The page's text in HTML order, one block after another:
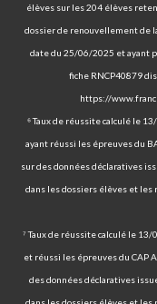
élèves sur les 204 élèves
dossier de renouvellement de
date du 25/06/2025 et ayant
fiche RNCP40879
https://
⁶ Taux de réussite calculé le
ayant réussi les épreuves du
sur des données déclaratives
dans les dossiers élèves et
⁷ Taux de réussite calculé le
et réussi les épreuves du CAP
des données déclaratives